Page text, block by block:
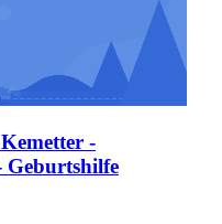
-
Geburtshilfe